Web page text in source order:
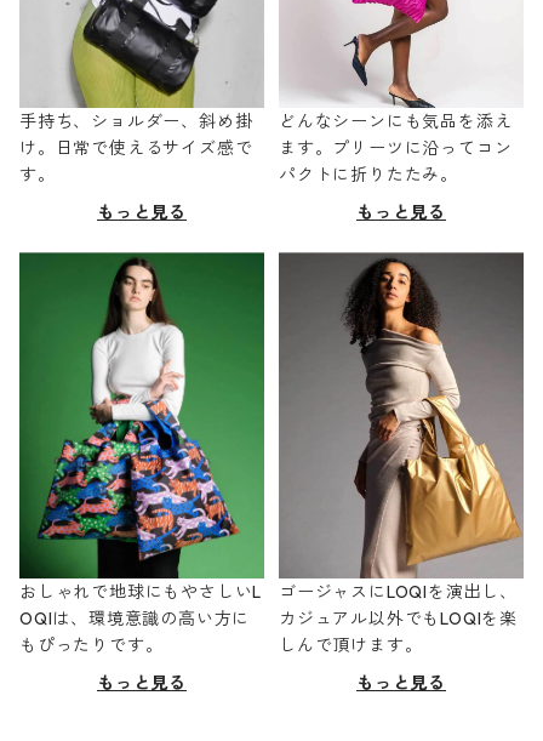
手持ち、ショルダー、斜め掛
け。日常で使えるサイズ感で
す。
もっと見る
どんなシーンにも気品を添え
ます。プリーツに沿ってコン
パクトに折りたたみ。
もっと見る
おしゃれで地球にもやさしいL
OQIは、環境意識の高い方に
もぴったりです。
もっと見る
ゴージャスにLOQIを演出し、
カジュアル以外でもLOQIを楽
しんで頂けます。
もっと見る